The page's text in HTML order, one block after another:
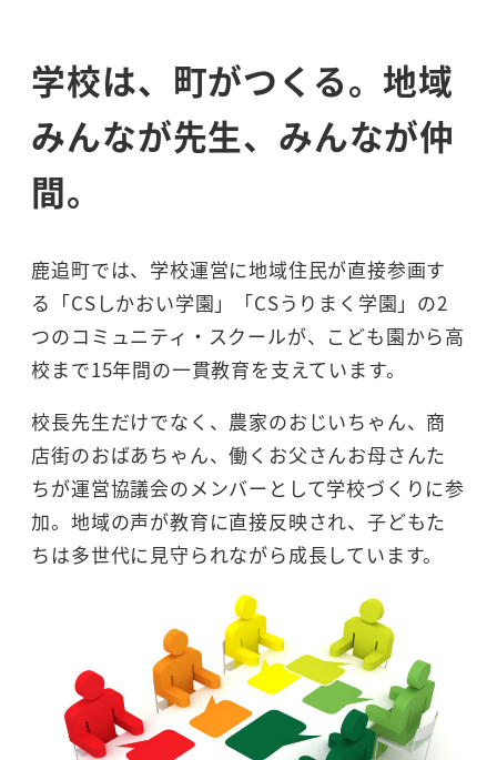
学校は、町がつくる。地域
みんなが先生、みんなが仲
間。
鹿追町では、学校運営に地域住民が直接参画す
る「CSしかおい学園」「CSうりまく学園」の2
つのコミュニティ・スクールが、こども園から高
校まで15年間の一貫教育を支えています。
校長先生だけでなく、農家のおじいちゃん、商
店街のおばあちゃん、働くお父さんお母さんた
ちが運営協議会のメンバーとして学校づくりに参
加。地域の声が教育に直接反映され、子どもた
ちは多世代に見守られながら成長しています。